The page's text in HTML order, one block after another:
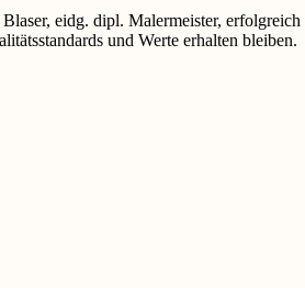
eidg. dipl. Malermeister,
und Werte erhalten bleiben.